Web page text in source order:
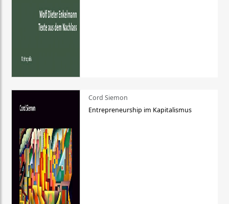
Cord Siemon
Entrepreneurship im Kapitalismus